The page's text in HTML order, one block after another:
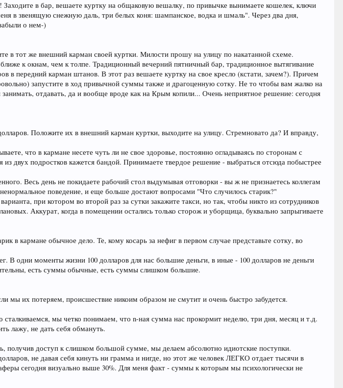
в бар, вешаете куртку на общаковую вешалку, по привычке вынимаете кошелек, ключи
в звенящую снежную даль, три белых коня: шампанское, водка и шмаль". Через два дня,
о нем-)
в тот же внешний карман своей куртки. Милости прошу на улицу по накатанной схеме.
к окнам, чем к толпе. Традиционный вечерний пятничный бар, традиционное вытягивание
в передний карман штанов. В этот раз вешаете куртку на свое кресло (кстати, зачем?). Причем
запустите в ход привычной суммы также и драгоценную сотку. Не то чтобы вам жалко на
отдавать, да и вообще вроде как на Крым копили... Очень неприятное решение: сегодня
Положите их в внешний карман куртки, выходите на улицу. Стремновато да? И вправду,
что в кармане несете чуть ли не свое здоровье, постоянно огладываясь по сторонам с
двух подростков кажется бандой. Принимаете твердое решение - выбраться отсюда побыстрее
Весь день не покидаете рабочий стол выдумывая отговорки - вы ж не признаетесь коллегам
поведение, и еще больше достают вопросами "Что случилось старик?"
при котором во второй раз за сутки закажите такси, но так, чтобы никто из сотрудников
Аккурат, когда в помещении остались только сторож и уборщица, буквально запрыгиваете
в кармане обычное дело. Те, кому косарь за нефиг в первом случае представьте сотку, во
В одни моменты жизни 100 долларов для нас большие деньги, в иные - 100 долларов не деньги
есть суммы обычные, есть суммы слишком большие.
мы их потеряем, происшествие никоим образом не смутит и очень быстро забудется.
мы четко понимаем, что n-ная сумма нас прокормит неделю, три дня, месяц и т.д.
лажу, не дать себя обмануть.
получив доступ к слишком большой сумме, мы делаем абсолютно идиотские поступки.
не давая себя кинуть ни грамма и нигде, но этот же человек ЛЕГКО отдает тысячи в
сегодня визуально выше 30%. Для меня факт - суммы к которым мы психологически не